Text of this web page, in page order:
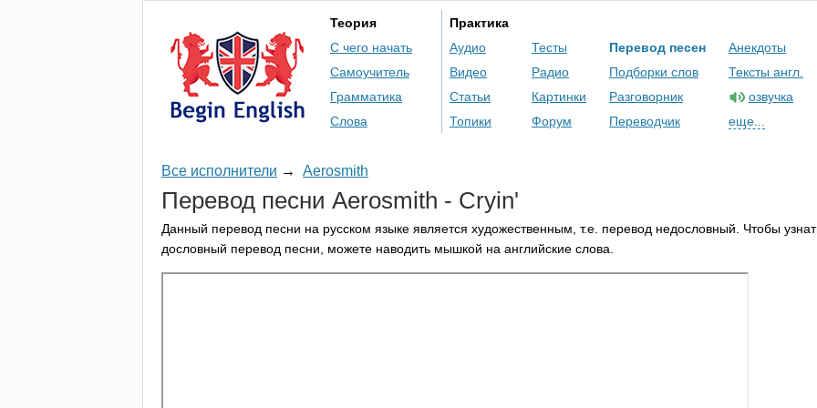
Теория
С чего начать
Самоучитель
Грамматика
Слова
Практика
Аудио
Видео
Статьи
Топики
Тесты
Радио
Картинки
Форум
Перевод песен
Подборки слов
Разговорник
Переводчик
Анекдоты
Тексты англ.
озвучка
еще...
Все исполнители → Aerosmith
Перевод песни Aerosmith - Cryin'
Данный перевод песни на русском языке является художественным, т.е. перевод недословный. Чтобы
дословный перевод песни, можете наводить мышкой на английские слова.